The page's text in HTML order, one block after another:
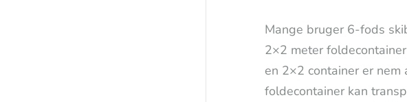
Mange bruger 6-fods
2×2 meter
en 2×2 container er
foldecontainer kan